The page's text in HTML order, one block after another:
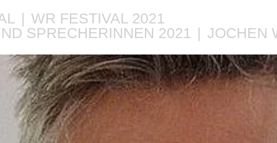
WR FESTIVAL 2021
SPRECHERINNEN 2021
JOCHEN